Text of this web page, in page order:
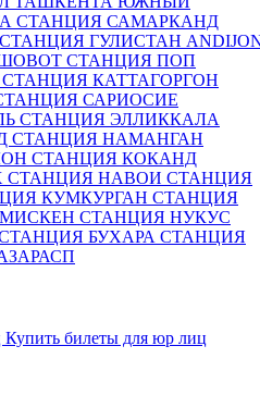
СТАНЦИЯ САМАРКАНД
СТАНЦИЯ ГУЛИСТАН
СТАНЦИЯ ПОП
СТАНЦИЯ КАТТАГОРГОН
САРИОСИЕ
СТАНЦИЯ ЭЛЛИККАЛА
СТАНЦИЯ НАМАНГАН
СТАНЦИЯ КОКАНД
СТАНЦИЯ НАВОИ СТАНЦИЯ
КУМКУРГАН СТАНЦИЯ
СТАНЦИЯ НУКУС
БУХАРА СТАНЦИЯ
Купить билеты для юр лиц